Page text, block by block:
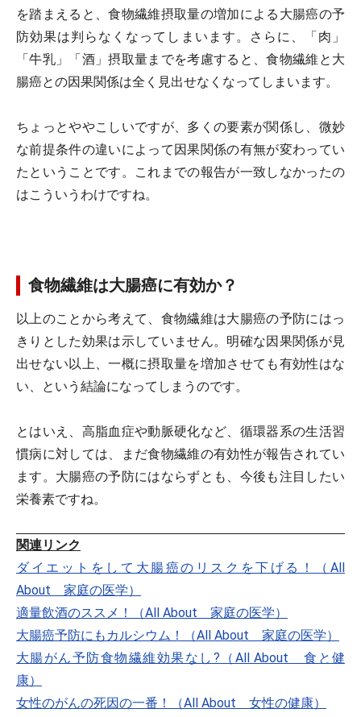
を踏まえると、食物繊維摂取量の増加による大腸癌の予
防効果は判らなくなってしまいます。さらに、「肉」
「牛乳」「酒」摂取量までを考慮すると、食物繊維と大
腸癌との因果関係は全く見出せなくなってしまいます。
ちょっとややこしいですが、多くの要素が関係し、微妙
な前提条件の違いによって因果関係の有無が変わってい
たということです。これまでの報告が一致しなかったの
はこういうわけですね。
食物繊維は大腸癌に有効か？
以上のことから考えて、食物繊維は大腸癌の予防にはっ
きりとした効果は示していません。明確な因果関係が見
出せない以上、一概に摂取量を増加させても有効性はな
い、という結論になってしまうのです。
とはいえ、高脂血症や動脈硬化など、循環器系の生活習
慣病に対しては、まだ食物繊維の有効性が報告されてい
ます。大腸癌の予防にはならずとも、今後も注目したい
栄養素ですね。
関連リンク
ダイエットをして大腸癌のリスクを下げる！（All
About 家庭の医学）
適量飲酒のススメ！（All About 家庭の医学）
大腸癌予防にもカルシウム！（All About 家庭の医学）
大腸がん予防食物繊維効果なし?（All About 食と健
康）
女性のがんの死因の一番！（All About 女性の健康）